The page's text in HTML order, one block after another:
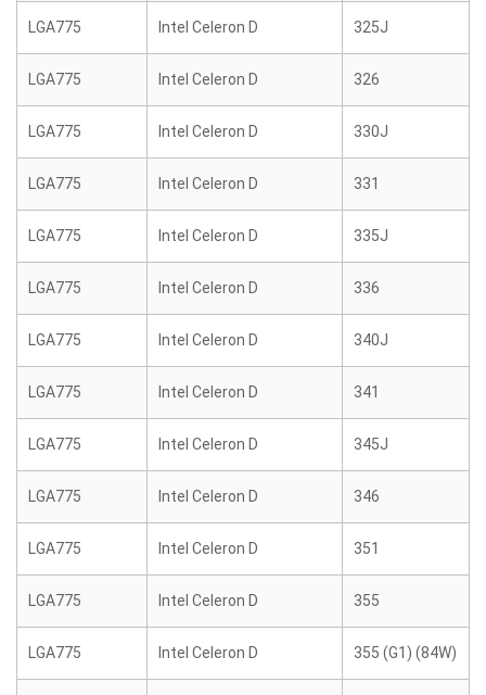
LGA775 Intel Celeron D 325J
LGA775 Intel Celeron D 326
LGA775 Intel Celeron D 330J
LGA775 Intel Celeron D 331
LGA775 Intel Celeron D 335J
LGA775 Intel Celeron D 336
LGA775 Intel Celeron D 340J
LGA775 Intel Celeron D 341
LGA775 Intel Celeron D 345J
LGA775 Intel Celeron D 346
LGA775 Intel Celeron D 351
LGA775 Intel Celeron D 355
LGA775 Intel Celeron D 355 (G1) (84W)